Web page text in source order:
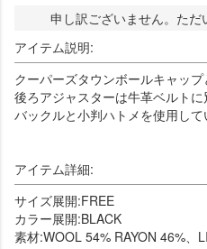
申し訳ございません。ただ
アイテム説明:
クーパーズタウンボールキャップ
後ろアジャスターは牛革ベルト
バックルと小判ハトメを使用して
アイテム詳細:
サイズ展開:FREE
カラー展開:BLACK
素材:WOOL 54% RAYON 46%、